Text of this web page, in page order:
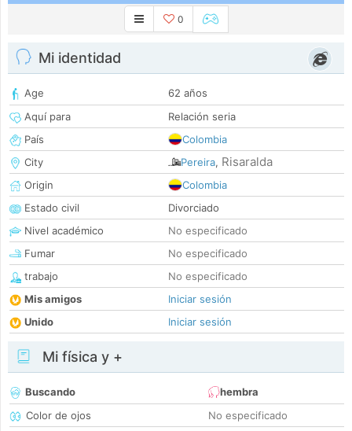
0
Mi identidad
Age
62 años
Aquí para
Relación seria
País
Colombia
City
Pereira, Risaralda
Origin
Colombia
Estado civil
Divorciado
Nivel académico
No especificado
Fumar
No especificado
trabajo
No especificado
Mis amigos
Iniciar sesión
Unido
Iniciar sesión
Mi física y +
Buscando
hembra
Color de ojos
No especificado